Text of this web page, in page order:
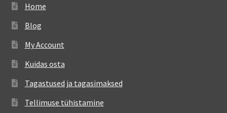
Home
Blog
My Account
Kuidas osta
Tagastused ja tagasimaksed
Tellimuse tühistamine